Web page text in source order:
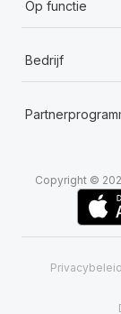
Op functie
Bedrijf
Copyright ©
Privacybeleid